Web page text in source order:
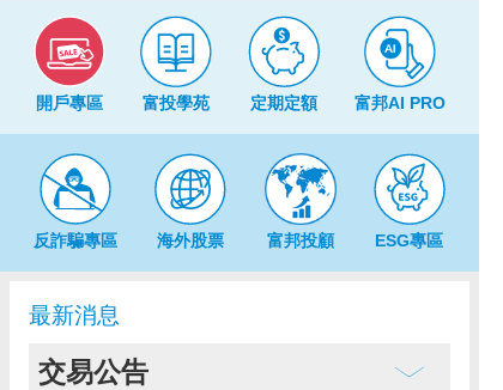
開戶專區 富投學苑 定期定額 富邦AI PRO
反詐騙專區 海外股票 富邦投顧 ESG專區
最新消息
交易公告